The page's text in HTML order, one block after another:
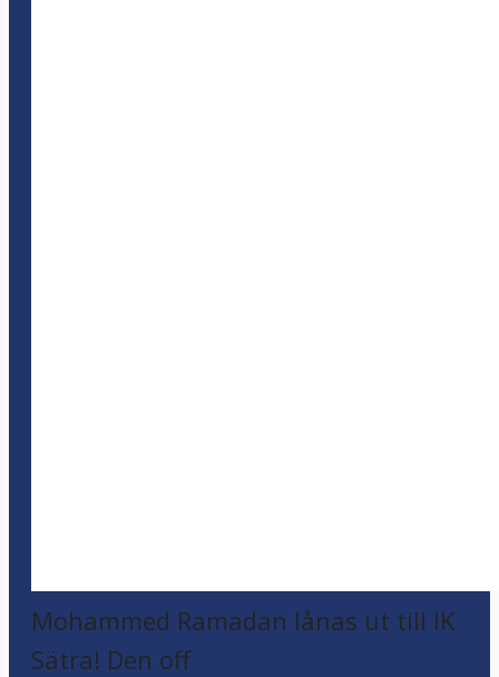
Mohammed Ramadan lånas ut till IK
Sätra! Den off